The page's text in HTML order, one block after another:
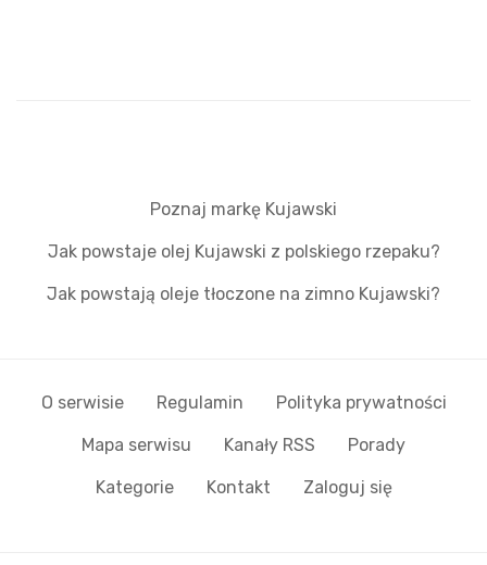
Poznaj markę Kujawski
Jak powstaje olej Kujawski z polskiego rzepaku?
Jak powstają oleje tłoczone na zimno Kujawski?
O serwisie Regulamin Polityka prywatności
Mapa serwisu Kanały RSS Porady
Kategorie Kontakt Zaloguj się